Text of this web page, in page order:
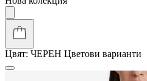
Цвят: ЧЕРЕН Цветови варианти